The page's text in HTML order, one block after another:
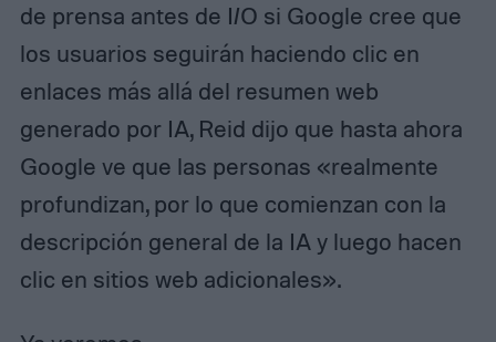
de prensa antes de I/O si Google cree que
los usuarios seguirán haciendo clic en
enlaces más allá del resumen web
generado por IA, Reid dijo que hasta ahora
Google ve que las personas «realmente
profundizan, por lo que comienzan con la
descripción general de la IA y luego hacen
clic en sitios web adicionales».